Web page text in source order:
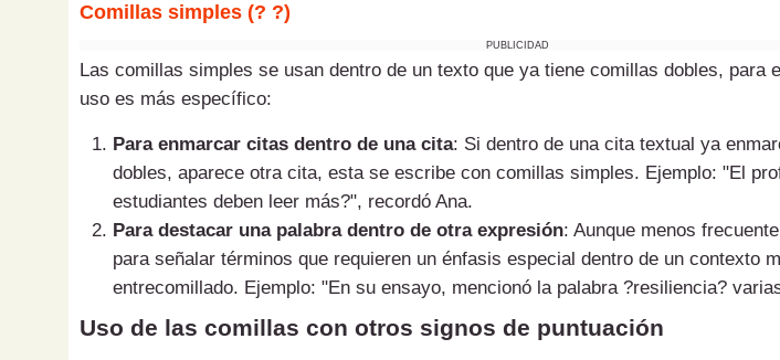
Comillas simples (? ?)
PUBLICIDAD
Las comillas simples se usan dentro de un texto que ya tiene comillas dobles, para
uso es más específico:
Para enmarcar citas dentro de una cita: Si dentro de una cita textual ya
dobles, aparece otra cita, esta se escribe con comillas simples. Ejemplo: "El
estudiantes deben leer más?", recordó Ana.
Para destacar una palabra dentro de otra expresión: Aunque menos
para señalar términos que requieren un énfasis especial dentro de un contexto
entrecomillado. Ejemplo: "En su ensayo, mencionó la palabra ?resiliencia?
Uso de las comillas con otros signos de puntuación